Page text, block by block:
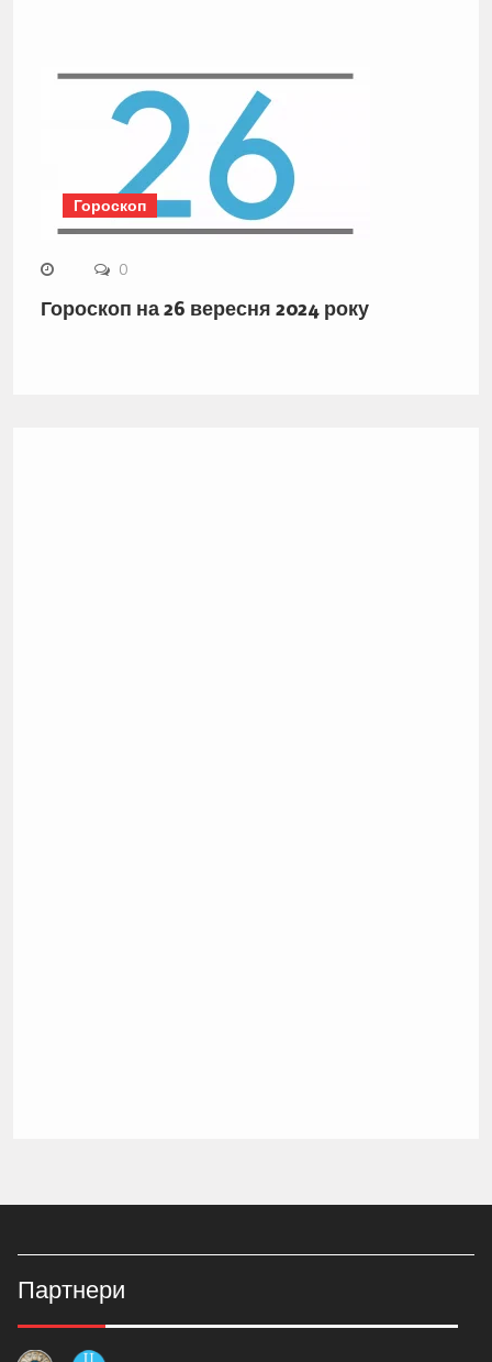
Гороскоп
0
Гороскоп на 26 вересня 2024 року
Партнери